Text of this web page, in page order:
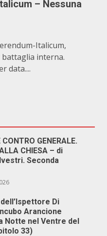
– Nessuna
Italicum,
interna.
data....
CONTRO GENERALE.
CHIESA – di
Seconda
Di
Arancione
Notte nel Ventre del
33)